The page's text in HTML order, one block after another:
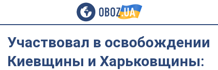
Участвовал в освобождении
Киевщины и Харьковщины: